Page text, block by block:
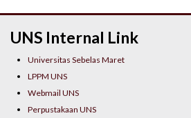
UNS Internal Link
Universitas Sebelas Maret
LPPM UNS
Webmail UNS
Perpustakaan UNS